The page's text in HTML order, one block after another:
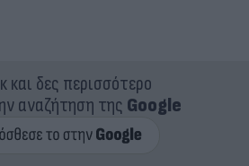
και δες περισσότερο
αναζήτηση της Google